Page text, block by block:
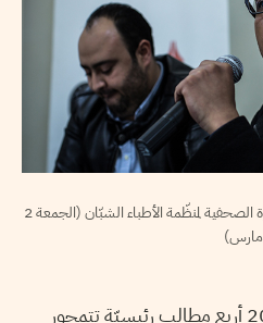
جاد الهنشيري وزياد بوقرة خلال الندوة الصحفية لمنظّمة الأطباء الشبّان (الجمعة 2
مارس)
يرفع المحتجّون منذ سنة 2011 أربع مطالب رئيسيّة تتمحور